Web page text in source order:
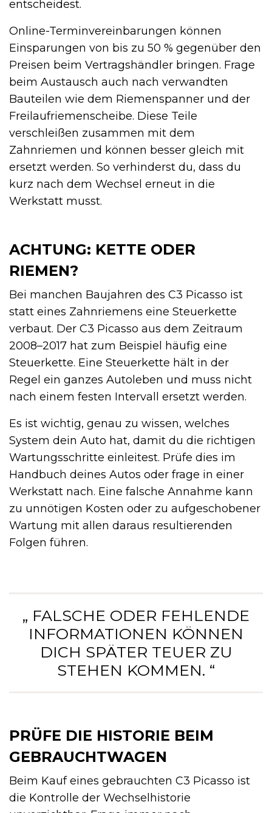
entscheidest.
Online-Terminvereinbarungen können
Einsparungen von bis zu 50 % gegenüber den
Preisen beim Vertragshändler bringen. Frage
beim Austausch auch nach verwandten
Bauteilen wie dem Riemenspanner und der
Freilaufriemenscheibe. Diese Teile
verschleißen zusammen mit dem
Zahnriemen und können besser gleich mit
ersetzt werden. So verhinderst du, dass du
kurz nach dem Wechsel erneut in die
Werkstatt musst.
ACHTUNG: KETTE ODER
RIEMEN?
Bei manchen Baujahren des C3 Picasso ist
statt eines Zahnriemens eine Steuerkette
verbaut. Der C3 Picasso aus dem Zeitraum
2008–2017 hat zum Beispiel häufig eine
Steuerkette. Eine Steuerkette hält in der
Regel ein ganzes Autoleben und muss nicht
nach einem festen Intervall ersetzt werden.
Es ist wichtig, genau zu wissen, welches
System dein Auto hat, damit du die richtigen
Wartungsschritte einleitest. Prüfe dies im
Handbuch deines Autos oder frage in einer
Werkstatt nach. Eine falsche Annahme kann
zu unnötigen Kosten oder zu aufgeschobener
Wartung mit allen daraus resultierenden
Folgen führen.
„ FALSCHE ODER FEHLENDE
INFORMATIONEN KÖNNEN
DICH SPÄTER TEUER ZU
STEHEN KOMMEN. “
PRÜFE DIE HISTORIE BEIM
GEBRAUCHTWAGEN
Beim Kauf eines gebrauchten C3 Picasso ist
die Kontrolle der Wechselhistorie